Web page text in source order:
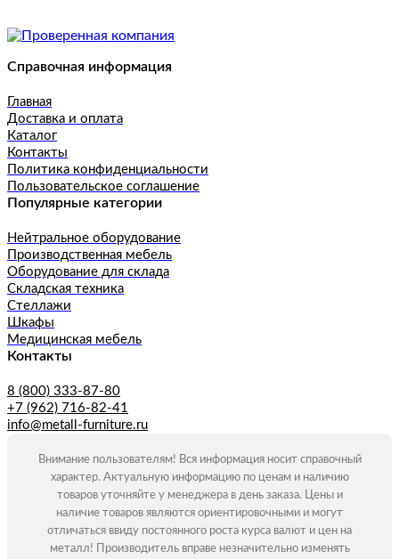
Справочная информация
Главная
Доставка и оплата
Каталог
Контакты
Политика конфиденциальности
Пользовательское соглашение
Популярные категории
Нейтральное оборудование
Производственная мебель
Оборудование для склада
Складская техника
Стеллажи
Шкафы
Медицинская мебель
Контакты
8 (800) 333-87-80
+7 (962) 716-82-41
info@metall-furniture.ru
Внимание пользователям! Вся информация носит справочный
характер. Актуальную информацию по ценам и наличию
товаров уточняйте у менеджера в день заказа. Цены и
наличие товаров являются ориентировочными и могут
отличаться ввиду постоянного роста курса валют и цен на
металл! Производитель вправе незначительно изменять